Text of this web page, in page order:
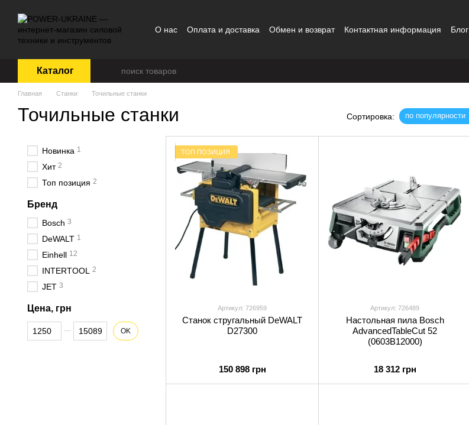
О нас Оплата и доставка Обмен и возврат Контактная информация
Блог
Каталог
Главная Станки Точильные станки
Точильные станки Сортировка: по популярности
ТОП ПОЗИЦИЯ
Артикул: 726959
Станок стругальный DeWALT
D27300
150 898 грн
Артикул: 726489
Настольная пила Bosch
AdvancedTableCut 52
(0603B12000)
18 312 грн
Новинка 1
Хит 2
Топ позиция 2
Бренд
Bosch 3
DeWALT 1
Einhell 12
INTERTOOL 2
JET 3
Цена, грн
От Цена, грн
До Цена, грн OK